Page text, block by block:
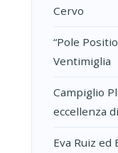
Cervo
“Pole
Ventimiglia
Campiglio
eccellenza
Eva Ruiz ed